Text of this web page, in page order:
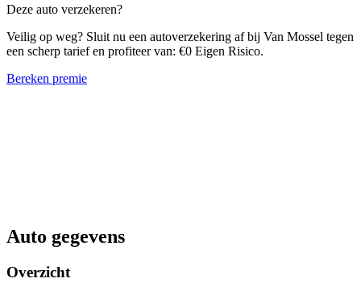
Deze auto verzekeren?
Veilig op weg? Sluit nu een autoverzekering af bij Van Mossel tegen
een scherp tarief en profiteer van: €0 Eigen Risico.
Bereken premie
Auto gegevens
Overzicht